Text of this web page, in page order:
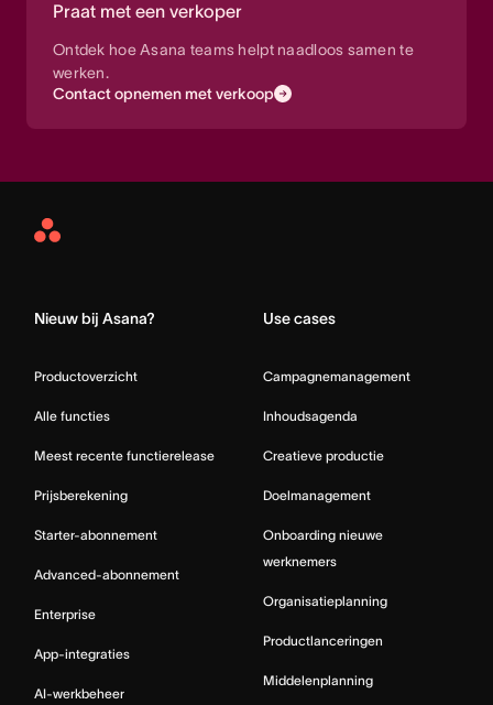
Praat met een verkoper
Ontdek hoe Asana teams helpt naadloos samen te
werken.
Contact opnemen met verkoop
Asana
Nieuw bij Asana?
Productoverzicht
Alle functies
Meest recente functierelease
Prijsberekening
Starter-abonnement
Advanced-abonnement
Enterprise
App-integraties
AI-werkbeheer
Use cases
Campagnemanagement
Inhoudsagenda
Creatieve productie
Doelmanagement
Onboarding nieuwe
werknemers
Organisatieplanning
Productlanceringen
Middelenplanning